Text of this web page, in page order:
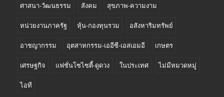
ศาสนา-วัฒนธรรม สังคม สุขภาพ-ความงาม
หน่วยงานภาครัฐ หุ้น-กองทุนรวม อสังหาริมทรัพย์
อาชญากรรม อุตสาหกรรม-เออีซี-เอสเอมอี เกษตร
เศรษฐกิจ แฟชั่นโซไซตี้-ดูดวง ในประเทศ ไม่มีหมวดหมู่
ไอที